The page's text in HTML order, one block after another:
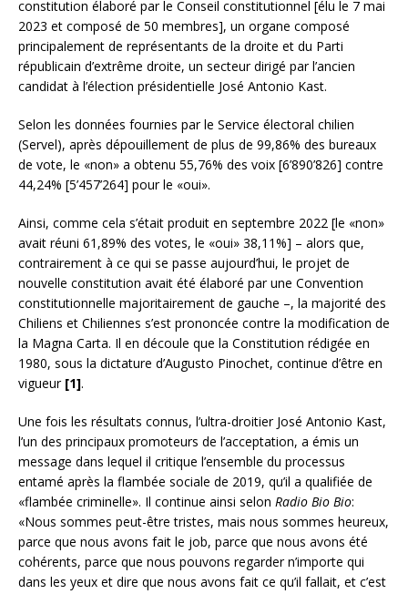
constitution élaboré par le Conseil constitutionnel [élu le 7 mai
2023 et composé de 50 membres], un organe composé
principalement de représentants de la droite et du Parti
républicain d’extrême droite, un secteur dirigé par l’ancien
candidat à l’élection présidentielle José Antonio Kast.
Selon les données fournies par le Service électoral chilien
(Servel), après dépouillement de plus de 99,86% des bureaux
de vote, le «non» a obtenu 55,76% des voix [6’890’826] contre
44,24% [5’457’264] pour le «oui».
Ainsi, comme cela s’était produit en septembre 2022 [le «non»
avait réuni 61,89% des votes, le «oui» 38,11%] – alors que,
contrairement à ce qui se passe aujourd’hui, le projet de
nouvelle constitution avait été élaboré par une Convention
constitutionnelle majoritairement de gauche –, la majorité des
Chiliens et Chiliennes s’est prononcée contre la modification de
la Magna Carta. Il en découle que la Constitution rédigée en
1980, sous la dictature d’Augusto Pinochet, continue d’être en
vigueur [1].
Une fois les résultats connus, l’ultra-droitier José Antonio Kast,
l’un des principaux promoteurs de l’acceptation, a émis un
message dans lequel il critique l’ensemble du processus
entamé après la flambée sociale de 2019, qu’il a qualifiée de
«flambée criminelle». Il continue ainsi selon Radio Bio Bio:
«Nous sommes peut-être tristes, mais nous sommes heureux,
parce que nous avons fait le job, parce que nous avons été
cohérents, parce que nous pouvons regarder n’importe qui
dans les yeux et dire que nous avons fait ce qu’il fallait, et c’est